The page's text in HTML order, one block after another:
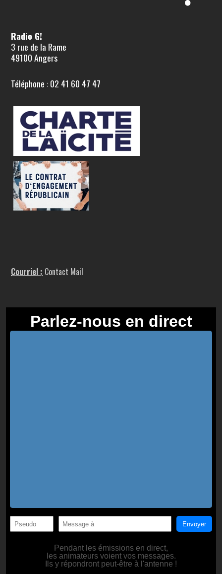
Radio G!
3 rue de la Rame
49100 Angers
Téléphone : 02 41 60 47 47
Courriel : Contact Mail